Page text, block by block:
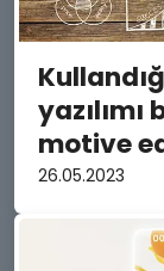
motive
26.05.2023